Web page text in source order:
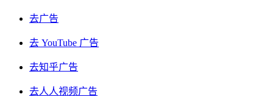
去广告
去 YouTube 广告
去知乎广告
去人人视频广告